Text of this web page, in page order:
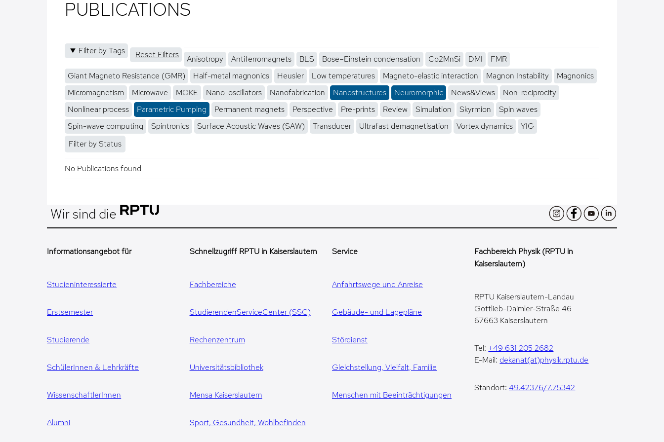
PUBLICATIONS
Filter by Tags Reset Filters Anisotropy Antiferromagnets BLS Bose–Einstein condensation Co2MnSi DMI
FMR
Giant Magneto Resistance (GMR)
Half-metal magnonics Heusler Low temperatures Magneto-elastic interaction Magnon Instability
Magnonics
Micromagnetism
Microwave MOKE Nano-oscillators Nanofabrication Nanostructures Neuromorphic News&Views
Non-reciprocity
Nonlinear process
Parametric Pumping Permanent magnets Perspective Pre-prints Review Simulation Skyrmion
Spin waves
Spin-wave computing
Spintronics Surface Acoustic Waves (SAW) Transducer Ultrafast demagnetisation Vortex dynamics
YIG
Filter by Status
No Publications found
Wir sind die
Informationsangebot für
Studieninteressierte
Erstsemester
Studierende
SchülerInnen & Lehrkräfte
WissenschaftlerInnen
Alumni
Schnellzugriff RPTU in Kaiserslautern
Fachbereiche
StudierendenServiceCenter (SSC)
Rechenzentrum
Universitätsbibliothek
Mensa Kaiserslautern
Sport, Gesundheit, Wohlbefinden
Service
Anfahrtswege und Anreise
Gebäude- und Lagepläne
Stördienst
Gleichstellung, Vielfalt, Familie
Menschen mit Beeinträchtigungen
Fachbereich Physik (RPTU in
Kaiserslautern)
RPTU Kaiserslautern-Landau
Gottlieb-Daimler-Straße 46
67663 Kaiserslautern
Tel: +49 631 205 2682
E-Mail: dekanat(at)physik.rptu.de
Standort:49.42376/7.75342